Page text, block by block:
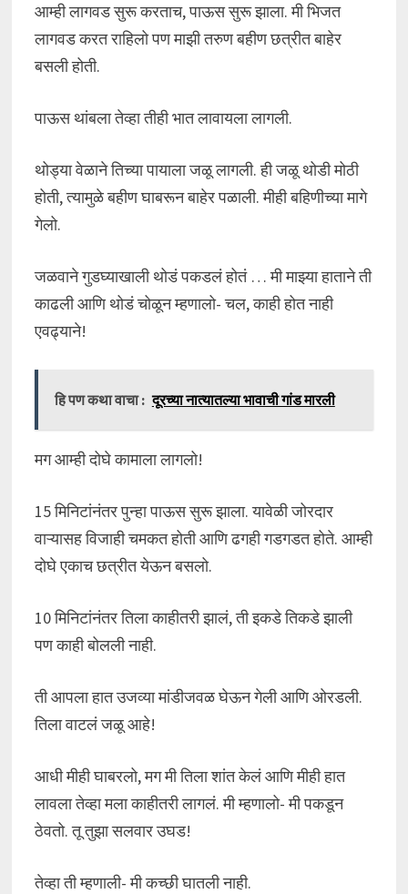
आम्ही लागवड सुरू करताच, पाऊस सुरू झाला. मी भिजत
लागवड करत राहिलो पण माझी तरुण बहीण छत्रीत बाहेर
बसली होती.
पाऊस थांबला तेव्हा तीही भात लावायला लागली.
थोड्या वेळाने तिच्या पायाला जळू लागली. ही जळू थोडी मोठी
होती, त्यामुळे बहीण घाबरून बाहेर पळाली. मीही बहिणीच्या मागे
गेलो.
जळवाने गुडघ्याखाली थोडं पकडलं होतं … मी माझ्या हाताने ती
काढली आणि थोडं चोळून म्हणालो- चल, काही होत नाही
एवढ्याने!
हि पण कथा वाचा : दूरच्या नात्यातल्या भावाची गांड मारली
मग आम्ही दोघे कामाला लागलो!
15 मिनिटांनंतर पुन्हा पाऊस सुरू झाला. यावेळी जोरदार
वाऱ्यासह विजाही चमकत होती आणि ढगही गडगडत होते. आम्ही
दोघे एकाच छत्रीत येऊन बसलो.
10 मिनिटांनंतर तिला काहीतरी झालं, ती इकडे तिकडे झाली
पण काही बोलली नाही.
ती आपला हात उजव्या मांडीजवळ घेऊन गेली आणि ओरडली.
तिला वाटलं जळू आहे!
आधी मीही घाबरलो, मग मी तिला शांत केलं आणि मीही हात
लावला तेव्हा मला काहीतरी लागलं. मी म्हणालो- मी पकडून
ठेवतो. तू तुझा सलवार उघड!
तेव्हा ती म्हणाली- मी कच्छी घातली नाही.